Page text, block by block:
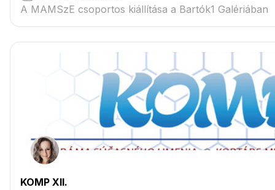
A MAMSzE csoportos kiállítása a Bartók1 Galériában
KOMP XII.